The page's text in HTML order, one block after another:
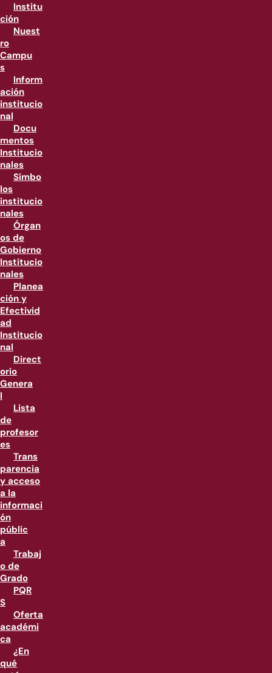
Institu
ción
Nuest
ro
Campu
s
Inform
ación
institucio
nal
Docu
mentos
Institucio
nales
Símbo
los
institucio
nales
Órgan
os de
Gobierno
Institucio
nales
Planea
ción y
Efectivid
ad
Institucio
nal
Direct
orio
Genera
l
Lista
de
profesor
es
Trans
parencia
y acceso
a la
informaci
ón
públic
a
Trabaj
o de
Grado
PQR
S
Oferta
académi
ca
¿En
qué